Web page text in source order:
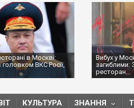
в Москві:
головком ВКС Росії,
Вибух у
загиблими:
ресторан...
КУЛЬТУРА ЗНАННЯ